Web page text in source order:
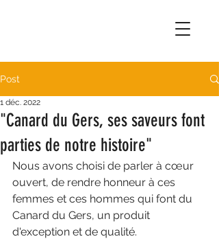
Post
"Canard du Gers, ses saveurs font
parties de notre histoire"
1 déc. 2022
Nous avons choisi de parler à cœur
ouvert, de rendre honneur à ces
femmes et ces hommes qui font du
Canard du Gers, un produit
d'exception et de qualité.